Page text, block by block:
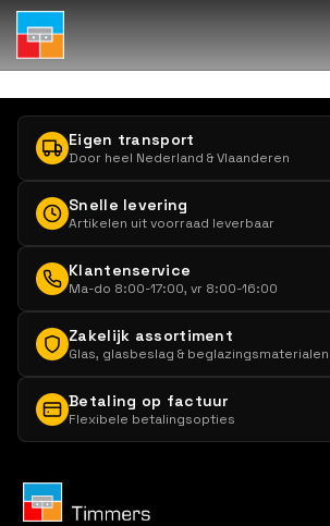
Eigen transport
Door heel Nederland & Vlaanderen
Snelle levering
Artikelen uit voorraad leverbaar
Klantenservice
Ma-do 8:00-17:00, vr 8:00-16:00
Zakelijk assortiment
Glas, glasbeslag & beglazingsmaterialen
Betaling op factuur
Flexibele betalingsopties